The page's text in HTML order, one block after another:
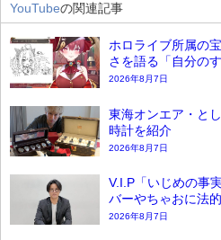
YouTubeの関連記事
ホロライブ所属の
さを語る「自分の
2026年8月7日
東海オンエア・と
時計を紹介
2026年8月7日
V.I.P「いじめの事
バーやちゃおに法
2026年8月7日